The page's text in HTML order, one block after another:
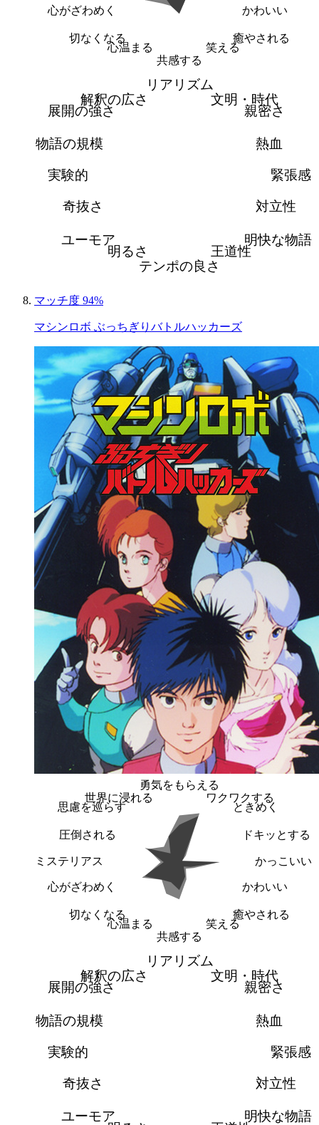
かわいい
癒やされる
笑える
共感する
心温まる
切なくなる
心がざわめく
リアリズム
文明・時代
親密さ
熱血
緊張感
対立性
明快な物語
王道性
テンポの良さ
明るさ
ユーモア
奇抜さ
実験的
物語の規模
展開の強さ
解釈の広さ
マッチ度 94%
マシンロボ ぶっちぎりバトルハッカーズ
勇気をもらえる
ワクワクする
ときめく
ドキッとする
かっこいい
かわいい
癒やされる
笑える
共感する
心温まる
切なくなる
心がざわめく
ミステリアス
圧倒される
思慮を巡らす
世界に浸れる
リアリズム
文明・時代
親密さ
熱血
緊張感
対立性
明快な物語
ユーモア
奇抜さ
実験的
物語の規模
展開の強さ
解釈の広さ